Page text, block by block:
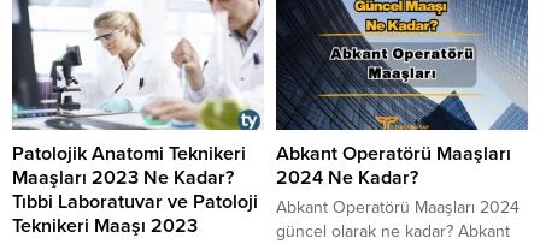
MediaMarkt Personel Maaşları
2023 Ne Kadar? MediaMarkt İş
İlanları, Personel Alımı ve İş
Başvurusu
(VHKİ) mesleğidir. KPSSden
yüksek puan alanların başvuru
yapabildiği bu meslekle ilgili pek
çok soruya cevap aranmaktadır.
Peki VHKİ nedir? VHKİ maaşları
2023 ne kadar? VHKİ maaşı 2023
ne kadar? İşte VHKİ maaşları...
Patolojik Anatomi Teknikeri
Maaşları 2023 Ne Kadar?
Tıbbi Laboratuvar ve Patoloji
Teknikeri Maaşı 2023
Abkant Operatörü Maaşları
2024 Ne Kadar?
Abkant Operatörü Maaşları 2024
güncel olarak ne kadar? Abkant